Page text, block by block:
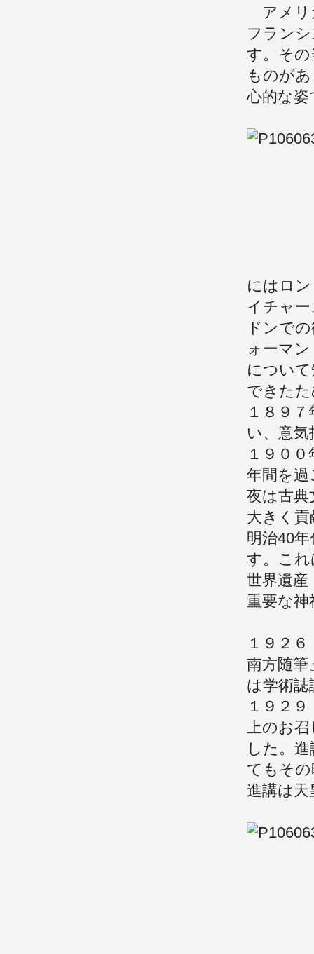
アメリ
フラン
す。そ
ものが
心的な
にはロ
イチャ
ドンで
ォーマ
につい
できた
１８９
い、意
１９０
年間を
夜は古典
大きく
明治40
す。こ
世界遺
重要な
１９２
南方随筆
は学術
１９２
上のお
した。
てもそ
進講は